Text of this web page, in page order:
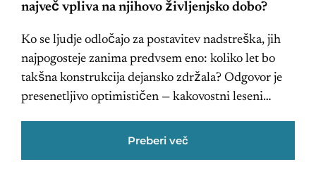
največ vpliva na njihovo življenjsko dobo?
Ko se ljudje odločajo za postavitev nadstreška, jih
najpogosteje zanima predvsem eno: koliko let bo
takšna konstrukcija dejansko zdržala? Odgovor je
presenetljivo optimističen — kakovostni leseni…
Preberi več